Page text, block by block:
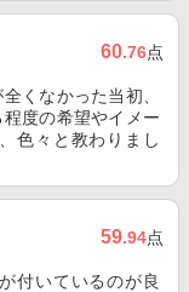
60.76点
くなかった当初、
度の希望やイメー
色々と教わりまし
59.94点
付いているのが良